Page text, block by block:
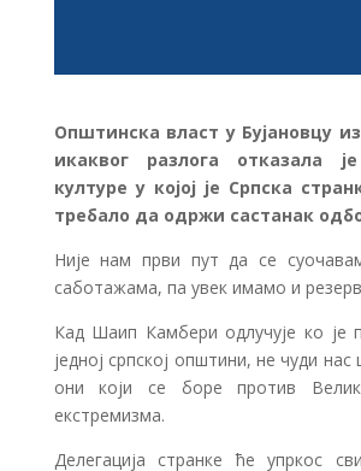
Општинска власт у Бујановцу
икаквог разлога отказала
културе у којој је Српска
требало да одржи састанак
Није нам први пут да се
саботажама, па увек имамо и
Кад Шаип Камбери одлучује ко је
једној српској општини, не чуди
они који се боре против
екстремизма.
Делегација странке ће упркос